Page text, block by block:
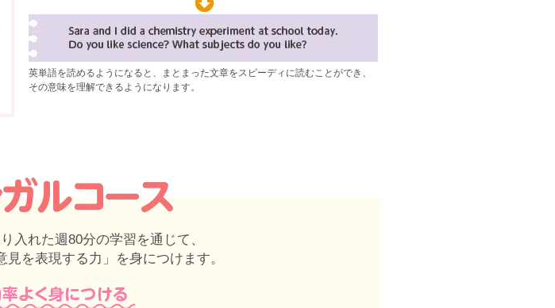
英単語を読めるようになると、まとまった文章をスピーディに読むことができ、
その意味を理解できるようになります。
入れた週80分の学習を通じて、
見を表現する力」を身につけます。